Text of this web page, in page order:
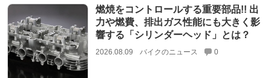
燃焼をコントロールする重要部品!! 出
力や燃費、排出ガス性能にも大きく影
響する「シリンダーヘッド」とは？
2026.08.09 バイクのニュース 0